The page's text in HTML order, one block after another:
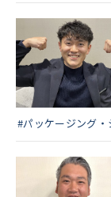
#パッケージング